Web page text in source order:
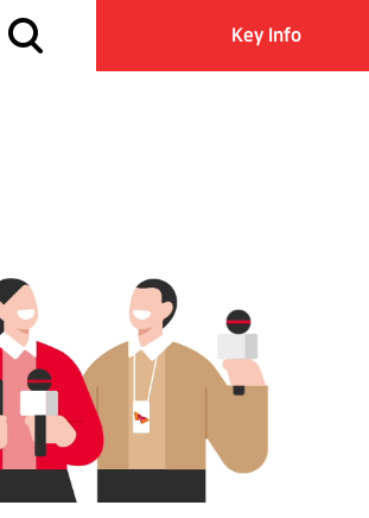
사이트 검색 열기 Key Info